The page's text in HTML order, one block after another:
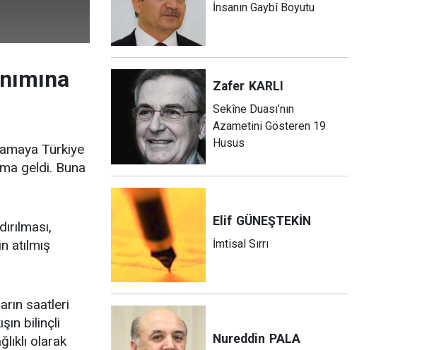
Türkiye
geldi. Buna
atılmış
saatleri
bilinçli
olarak
İnsanın Gaybî Boyutu
Zafer KARLI
Sekîne Duası’nın
Azametini Gösteren 19
Husus
Elif GÜNEŞTEKİN
İmtisal Sırrı
Nureddin PALA